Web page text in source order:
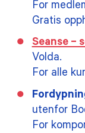
For
Gratis
Seanse –
Volda.
For alle
utenfor
For